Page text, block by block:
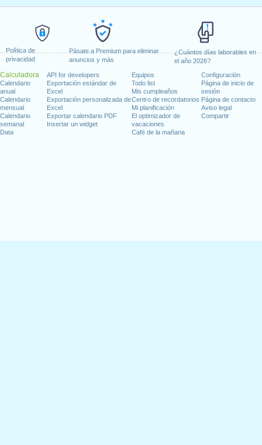
Política de
privacidad
Pásate a Premium para eliminar
anuncios y más
¿Cuántos días laborables en
el año 2026?
Calculadora
Calendario
anual
Calendario
mensual
Calendario
semanal
Data
API for developers
Exportación estándar de
Excel
Exportación personalizada de
Excel
Exportar calendario PDF
Insertar un widget
Equipos
Todo list
Mis cumpleaños
Centro de recordatorios
Mi planificación
El optimizador de
vacaciones
Café de la mañana
Configuración
Página de inicio de
sesión
Página de contacto
Aviso legal
Compartir